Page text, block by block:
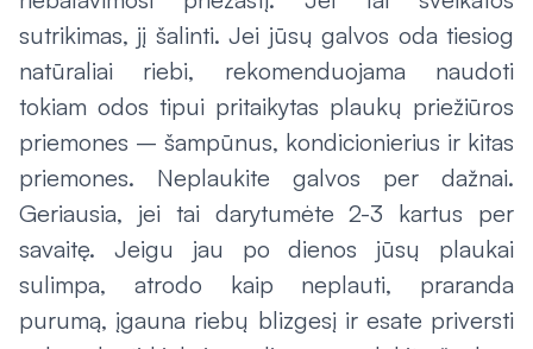
sutrikimas, jį šalinti. Jei jūsų galvos oda tiesiog
natūraliai riebi, rekomenduojama naudoti
tokiam odos tipui pritaikytas plaukų priežiūros
priemones – šampūnus, kondicionierius ir kitas
priemones. Neplaukite galvos per dažnai.
Geriausia, jei tai darytumėte 2-3 kartus per
savaitę. Jeigu jau po dienos jūsų plaukai
sulimpa, atrodo kaip neplauti, praranda
purumą, įgauna riebų blizgesį ir esate priversti